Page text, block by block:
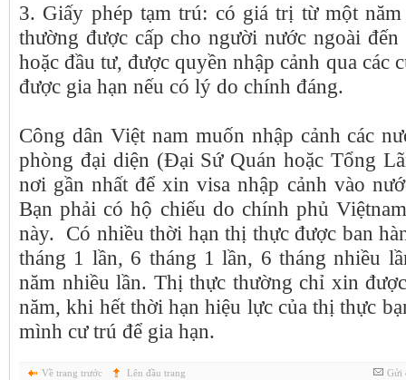
3. Giấy phép tạm trú: có giá trị từ một
thường được cấp cho người nước ngoài
hoặc đầu tư, được quyền nhập cảnh qua các
được gia hạn nếu có lý do chính đáng.
Công dân Việt nam muốn nhập cảnh các
phòng đại diện (Ðại Sứ Quán hoặc Tổng
nơi gần nhất để xin visa nhập cảnh vào
Bạn phải có hộ chiếu do chính phủ
này. Có nhiều thời hạn thị thực được ban
tháng 1 lần, 6 tháng 1 lần, 6 tháng nhiều
năm nhiều lần. Thị thực thường chỉ xin
năm, khi hết thời hạn hiệu lực của thị thực
mình cư trú để gia hạn.
Về trang trước Lên đầu trang Gửi